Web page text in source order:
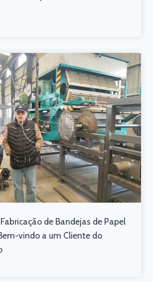
de Bandejas de Papel
vindo a um Cliente do